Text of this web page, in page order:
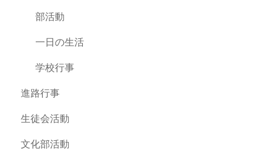
部活動
一日の生活
学校行事
進路行事
生徒会活動
文化部活動